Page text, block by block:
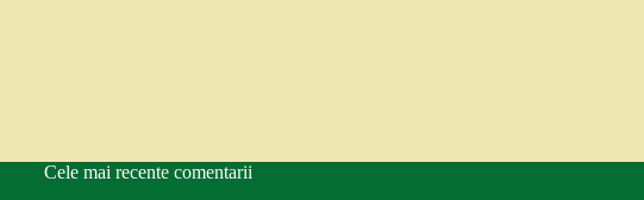
Cele mai recente comentarii